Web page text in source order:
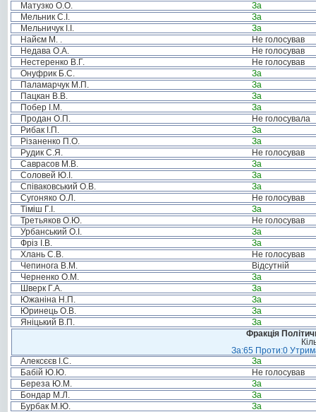
Матузко О.О.
За
Мельник С.І.
За
Мельничук І.І.
За
Найєм М. .
Не голосував
Недава О.А.
Не голосував
Нестеренко В.Г.
Не голосував
Онуфрик Б.С.
За
Паламарчук М.П.
За
Пацкан В.В.
За
Побер І.М.
За
Продан О.П.
Не голосувала
Рибак І.П.
За
Різаненко П.О.
За
Рудик С.Я.
Не голосував
Саврасов М.В.
За
Соловей Ю.І.
За
Співаковський О.В.
За
Сугоняко О.Л.
Не голосував
Тіміш Г.І.
За
Третьяков О.Ю.
Не голосував
Урбанський О.І.
За
Фріз І.В.
За
Хлань С.В.
Не голосував
Чепинога В.М.
Відсутній
Черненко О.М.
За
Шверк Г.А.
За
Южаніна Н.П.
За
Юринець О.В.
За
Яніцький В.П.
За
Фракція
За:65 Проти:0
Алексєєв І.С.
За
Бабій Ю.Ю.
Не голосував
Береза Ю.М.
За
Бондар М.Л.
За
Бурбак М.Ю.
За